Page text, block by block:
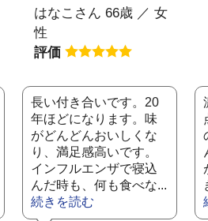
はなこさん 66歳 ／ 女
性
評価
長い付き合いです。20
年ほどになります。味
がどんどんおいしくな
り、満足感高いです。
インフルエンザで寝込
んだ時も、何も食べな...
続きを読む